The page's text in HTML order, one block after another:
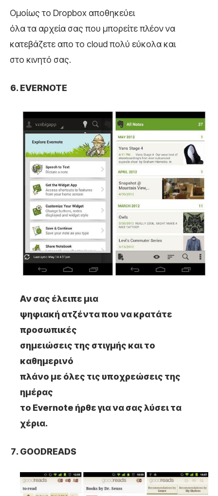
Ομοίως το Dropbox αποθηκεύει
όλα τα αρχεία σας που μπορείτε πλέον να
κατεβάζετε απο το cloud πολύ εύκολα και
στο κινητό σας.
EVERNOTE
Αν σας έλειπε μια
ψηφιακή ατζέντα που να κρατάτε
προσωπικές
σημειώσεις της στιγμής και το
καθημερινό
πλάνο με όλες τις υποχρεώσεις της
ημέρας
το Evernote ήρθε για να σας λύσει τα
χέρια.
GOODREADS